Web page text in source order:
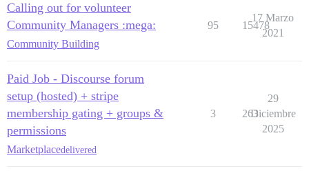
Calling out for volunteer
Community Managers :mega:
Community Building
95 15478
17 Marzo
2021
Paid Job - Discourse forum
setup (hosted) + stripe
membership gating + groups &
permissions
Marketplacedelivered
3 263
29
Diciembre
2025